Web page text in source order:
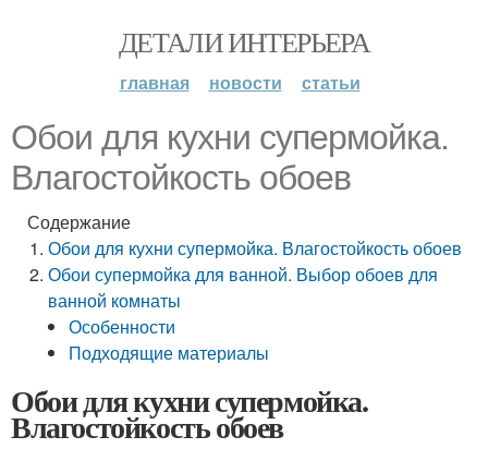
ДЕТАЛИ ИНТЕРЬЕРА
главная новости статьи
Обои для кухни супермойка.
Влагостойкость обоев
Содержание
Обои для кухни супермойка. Влагостойкость обоев
Обои супермойка для ванной. Выбор обоев для
ванной комнаты
Особенности
Подходящие материалы
Обои для кухни супермойка.
Влагостойкость обоев